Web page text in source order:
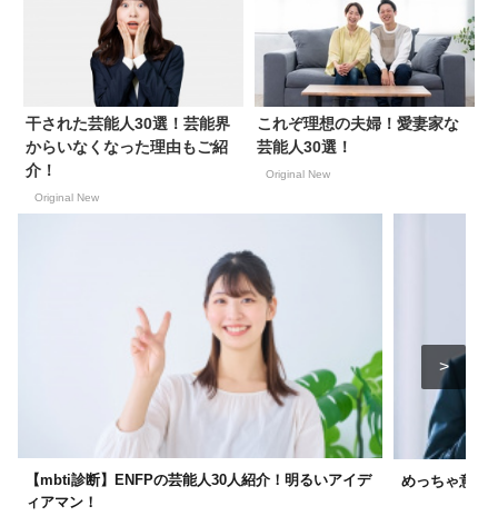
干された芸能人30選！芸能界
からいなくなった理由もご紹
介！
Original New
これぞ理想の夫婦！愛妻家な
芸能人30選！
Original New
【mbti診断】ENFPの芸能人30人紹介！明るいアイデ
ィアマン！
めっちゃ意外